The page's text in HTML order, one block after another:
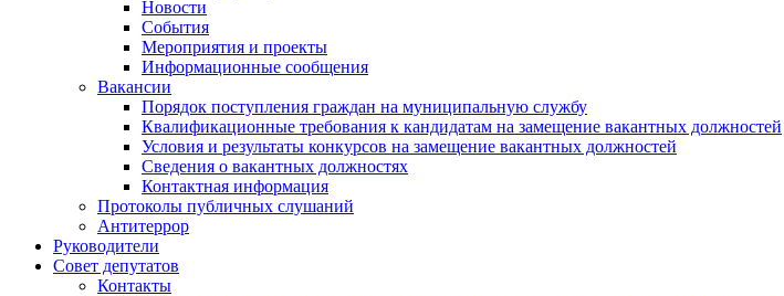
Новости
События
Мероприятия и проекты
Информационные сообщения
Вакансии
Порядок поступления граждан на муниципальную службу
Квалификационные требования к кандидатам на замещение вакантных должностей
Условия и результаты конкурсов на замещение вакантных должностей
Сведения о вакантных должностях
Контактная информация
Протоколы публичных слушаний
Антитеррор
Руководители
Совет депутатов
Контакты